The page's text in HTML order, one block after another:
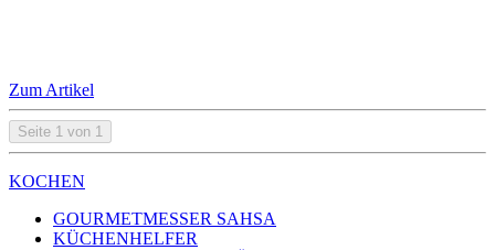
Zum Artikel
Seite 1 von 1
KOCHEN
GOURMETMESSER SAHSA
KÜCHENHELFER